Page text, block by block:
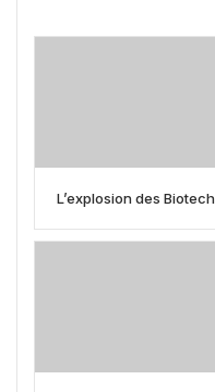
L’explosion des